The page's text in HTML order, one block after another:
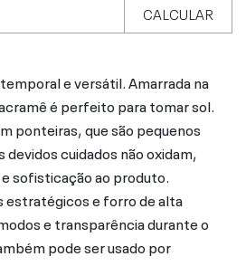
CALCULAR
e versátil. Amarrada na
é perfeito para tomar sol.
ponteiras, que são pequenos
cuidados não oxidam,
sofisticação ao produto.
estratégicos e forro de alta
e transparência durante o
pode ser usado por